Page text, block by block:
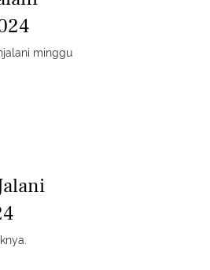
minggu